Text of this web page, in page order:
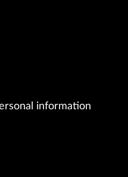
information